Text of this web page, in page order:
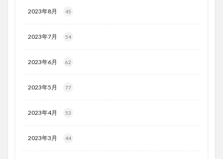
2023年8月 45
2023年7月 54
2023年6月 62
2023年5月 77
2023年4月 53
2023年3月 44